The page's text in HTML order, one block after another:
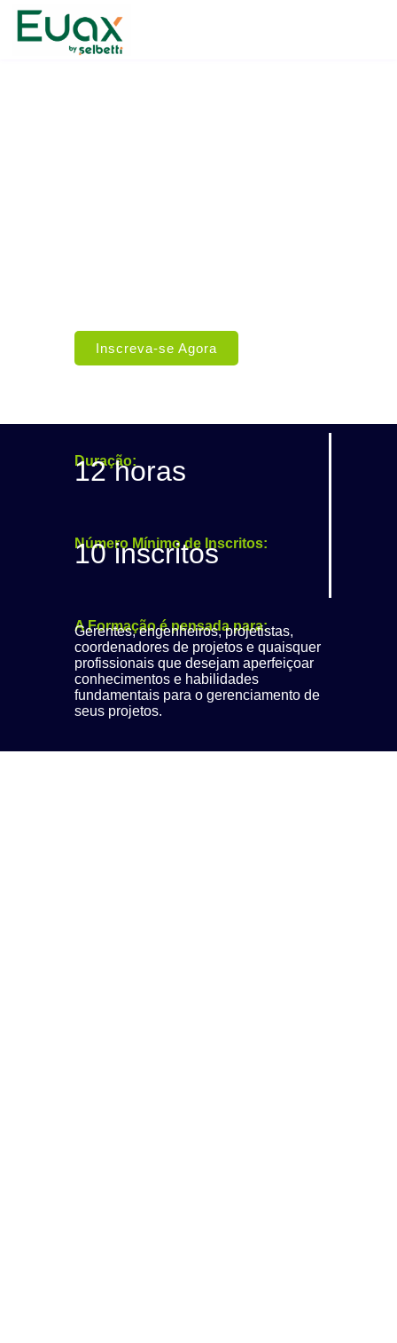
Inscreva-se Agora
Duração:
12 horas
Número Mínimo de Inscritos:
10 inscritos
A Formação é pensada para:
Gerentes, engenheiros, projetistas,
coordenadores de projetos e quaisquer
profissionais que desejam aperfeiçoar
conhecimentos e habilidades
fundamentais para o gerenciamento de
seus projetos.